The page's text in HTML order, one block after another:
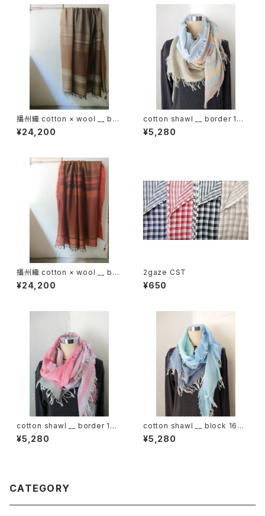
播州織 cotton × wool __ bor
der 220-120 枯野GK
¥24,200
cotton shawl __ border 160
薄霞w
¥5,280
播州織 cotton × wool __ bor
der 220-120 落葉GK
¥24,200
2gaze CST
¥650
cotton shawl __ border 160
桜雨w
¥5,280
cotton shawl __ block 160
昊天w
¥5,280
CATEGORY